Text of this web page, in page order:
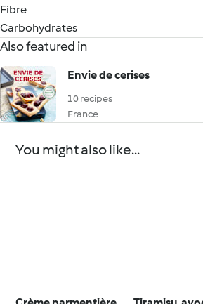
Fibre
Carbohydrates
Also featured in
Envie de cerises
10 recipes
France
You might also like...